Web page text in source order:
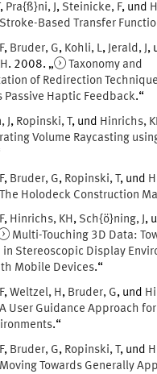
, Pra{ß}ni, , Steinicke, F, und
Stroke-Based Transfer
F, Bruder, G, Kohli, L, Jerald, ,
. 2008. „
Taxonomy and
of Redirection
Passive Haptic Feedback.“
, , Ropinski,T, und Hinrichs,
Volume Raycasting
F, Bruder, G, Ropinski,T, und
The Holodeck Construction
F, Hinrichs, KH, Sch{ö}ning, J,
Multi-Touching 3D Data:
Stereoscopic Display
Mobile Devices.“
F,Weltzel, H, Bruder, G, und
A User Guidance Approach
.“
F, Bruder, G, Ropinski,T, und
Moving Towards Generally